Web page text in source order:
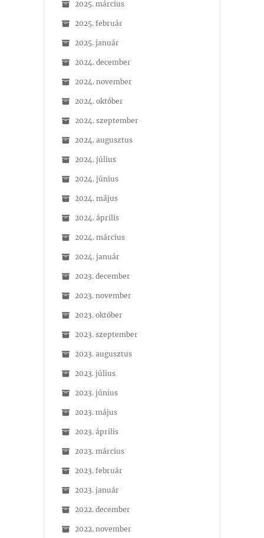
2025. március
2025. február
2025. január
2024. december
2024. november
2024. október
2024. szeptember
2024. augusztus
2024. július
2024. június
2024. május
2024. április
2024. március
2024. január
2023. december
2023. november
2023. október
2023. szeptember
2023. augusztus
2023. július
2023. június
2023. május
2023. április
2023. március
2023. február
2023. január
2022. december
2022. november